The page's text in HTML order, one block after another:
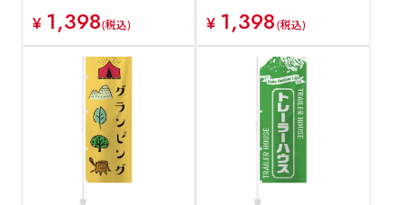
¥ 1,398(税込) ¥ 1,398(税込)